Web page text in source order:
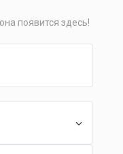
появится здесь!